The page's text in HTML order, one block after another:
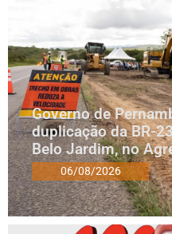
Governo de
duplicação da BR-
Belo Jardim, no
06/08/2026